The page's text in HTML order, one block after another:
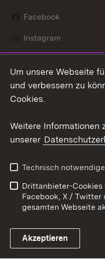
Facebook
Instagram
Social Wall
Youtube
Link zum Landesportal
Kontakt
Barrierefreiheit
Impressum
Um unsere Webseite
und verbessern zu
Cookies.
Weitere Informationen
unserer
Technisch
Drittanbieter-Cookies
Facebook, X / Twitter
gesamten Webseite
Akzeptieren